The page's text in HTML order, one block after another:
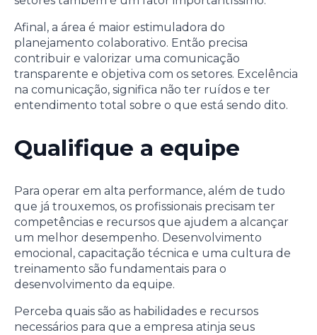
Afinal, a área é maior estimuladora do
planejamento colaborativo. Então precisa
contribuir e valorizar uma comunicação
transparente e objetiva com os setores. Excelência
na comunicação, significa não ter ruídos e ter
entendimento total sobre o que está sendo dito.
Qualifique a equipe
Para operar em alta performance, além de tudo
que já trouxemos, os profissionais precisam ter
competências e recursos que ajudem a alcançar
um melhor desempenho. Desenvolvimento
emocional, capacitação técnica e uma cultura de
treinamento são fundamentais para o
desenvolvimento da equipe.
Perceba quais são as habilidades e recursos
necessários para que a empresa atinja seus